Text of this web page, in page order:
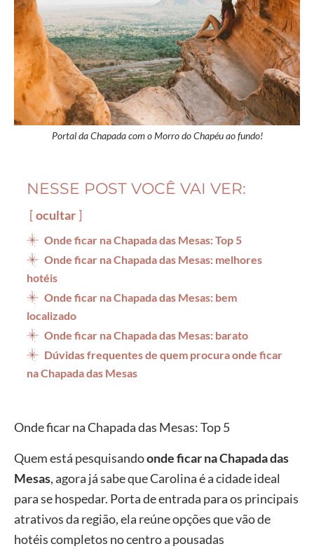
Portal da Chapada com o Morro do Chapéu ao fundo!
NESSE POST VOCÊ VAI VER:
ocultar
Onde ficar na Chapada das Mesas: Top 5
Onde ficar na Chapada das Mesas: melhores
hotéis
Onde ficar na Chapada das Mesas: bem
localizado
Onde ficar na Chapada das Mesas: barato
Dúvidas frequentes de quem procura onde ficar
na Chapada das Mesas
Onde ficar na Chapada das Mesas: Top 5
Quem está pesquisandoonde ficar na Chapada das
Mesas, agora já sabe que Carolina é a cidade ideal
para se hospedar. Porta de entrada para os principais
atrativos da região, ela reúne opções que vão de
hotéis completos no centro a pousadas